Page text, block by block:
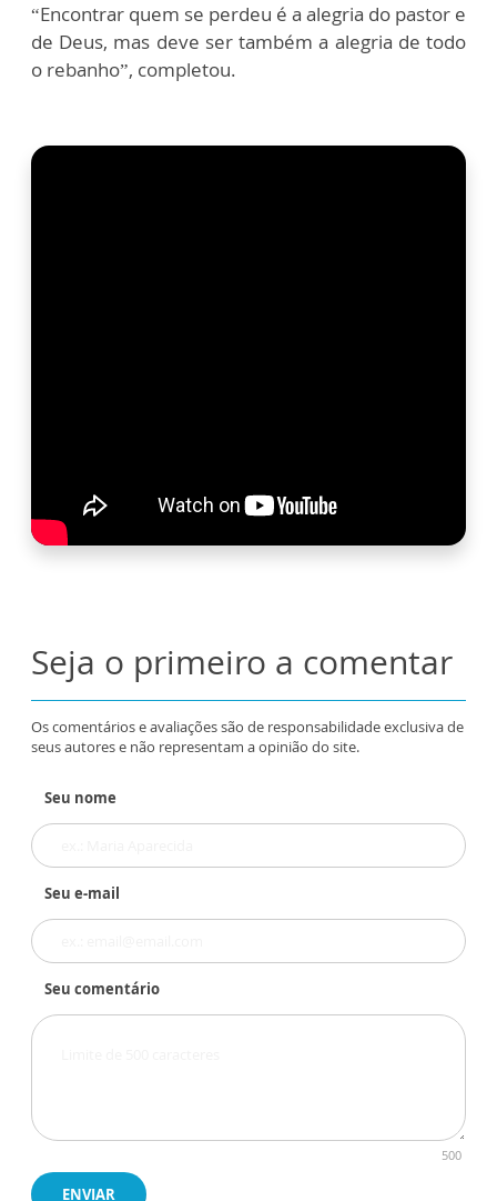
“Encontrar quem se perdeu é a alegria do pastor e
de Deus, mas deve ser também a alegria de todo
o rebanho”, completou.
Seja o primeiro a comentar
Os comentários e avaliações são de responsabilidade exclusiva de
seus autores e não representam a opinião do site.
Seu nome
Seu e-mail
Seu comentário
500
ENVIAR